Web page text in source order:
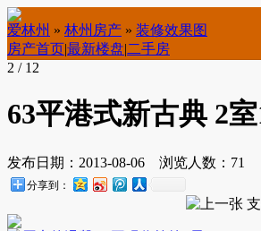
爱林州 » 林州房产 » 装修效果图
房产首页|最新楼盘|二手房
2 / 12
63平港式新古典 2
发布日期： 2013-08-06 浏览人数： 71
分享到：